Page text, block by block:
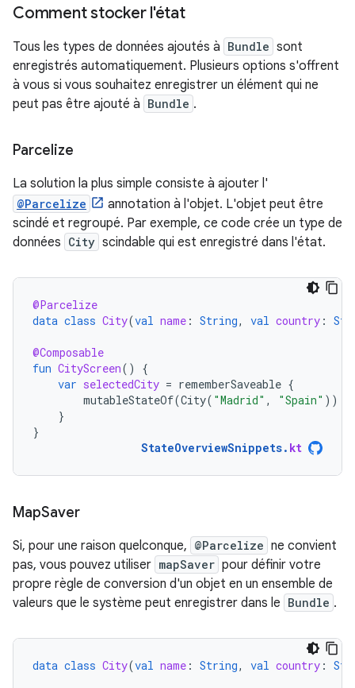
Comment stocker l'état
Tous les types de données ajoutés à Bundle sont
enregistrés automatiquement. Plusieurs options s'offrent
à vous si vous souhaitez enregistrer un élément qui ne
peut pas être ajouté à Bundle .
Parcelize
La solution la plus simple consiste à ajouter l'
@Parcelize
annotation à l'objet. L'objet peut être
scindé et regroupé. Par exemple, ce code crée un type de
données City scindable qui est enregistré dans l'état.
@Parcelize
data class City(val name : String, val country :
@Composable
fun CityScreen()
{
var selectedCity = rememberSaveable {
mutableStateOf(City( "Madrid" , "Spain" ))
}
}
StateOverviewSnippets. kt
MapSaver
Si, pour une raison quelconque, @Parcelize ne convient
pas, vous pouvez utiliser mapSaver pour définir votre
propre règle de conversion d'un objet en un ensemble de
valeurs que le système peut enregistrer dans le Bundle .
data class City(val name : String, val country :